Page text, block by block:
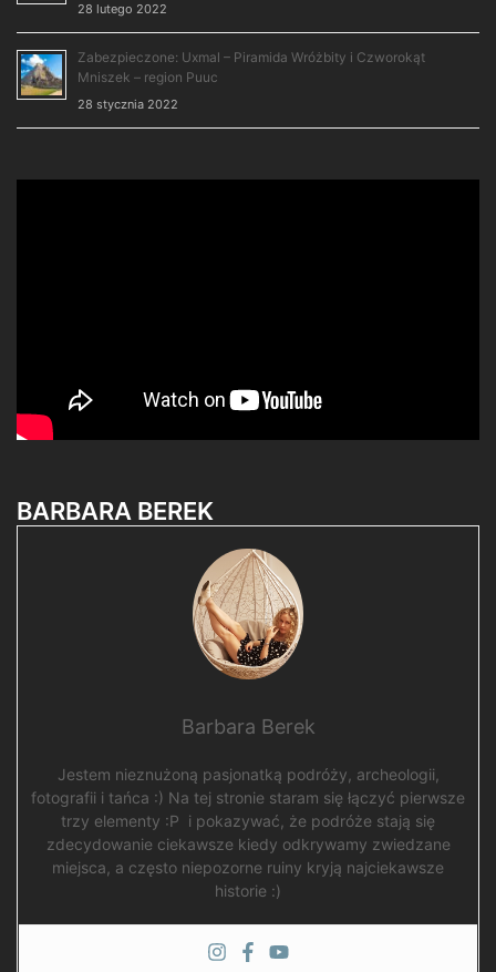
28 lutego 2022
Zabezpieczone: Uxmal – Piramida Wróżbity i Czworokąt
Mniszek – region Puuc
28 stycznia 2022
BARBARA BEREK
Barbara Berek
Jestem nieznużoną pasjonatką podróży, archeologii,
fotografii i tańca :) Na tej stronie staram się łączyć pierwsze
trzy elementy :P i pokazywać, że podróże stają się
zdecydowanie ciekawsze kiedy odkrywamy zwiedzane
miejsca, a często niepozorne ruiny kryją najciekawsze
historie :)